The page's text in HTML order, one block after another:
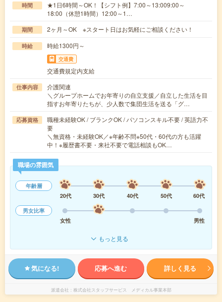
時間
★1日6時間～OK！【シフト例】7:00～13:009:00～
18:00（休憩1時間）12:00～1…
期間 2ヶ月～OK ※スタート日はお気軽にご相談ください！
時給 時給1300円～
交通費
交通費規定内支給
仕事内容
介護関連
＼グループホームでお年寄りの自立支援／自立した生活を目
指すお年寄りたちが、少人数で集団生活を送る「グ…
応募資格
職種未経験OK / ブランクOK / パソコンスキル不要 / 英語力不
要
＼無資格・未経験OK／※年齢不問※50代・60代の方も活躍
中！※履歴書不要・来社不要で電話相談もOK…
職場の雰囲気
年齢層
20代
30代 40代 50代
60代
男女比率
女性
男性
もっと見る
気になる! 応募へ進む 詳しく見る
派遣会社 株式会社スタッフサービス メディカル事業本部